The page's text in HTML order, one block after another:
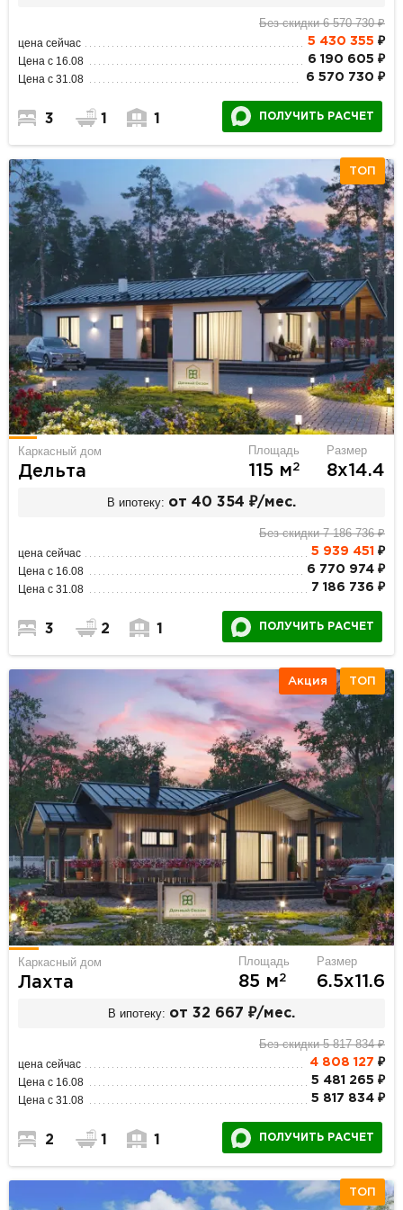
Без скидки 6 570 730 ₽
цена сейчас 5 430 355 ₽
Цена с 16.08 6 190 605 ₽
Цена с 31.08 6 570 730 ₽
3 1 1 ПОЛУЧИТЬ РАСЧЕТ
ТОП
Каркасный дом
Дельта
Площадь
115 м2
Размер
8х14.4
В ипотеку: от 40 354 ₽/мес.
Без скидки 7 186 736 ₽
цена сейчас 5 939 451 ₽
Цена с 16.08 6 770 974 ₽
Цена с 31.08 7 186 736 ₽
3 2 1 ПОЛУЧИТЬ РАСЧЕТ
Акция ТОП
Каркасный дом
Лахта
Площадь
85 м2
Размер
6.5х11.6
В ипотеку: от 32 667 ₽/мес.
Без скидки 5 817 834 ₽
цена сейчас 4 808 127 ₽
Цена с 16.08 5 481 265 ₽
Цена с 31.08 5 817 834 ₽
2 1 1 ПОЛУЧИТЬ РАСЧЕТ
ТОП